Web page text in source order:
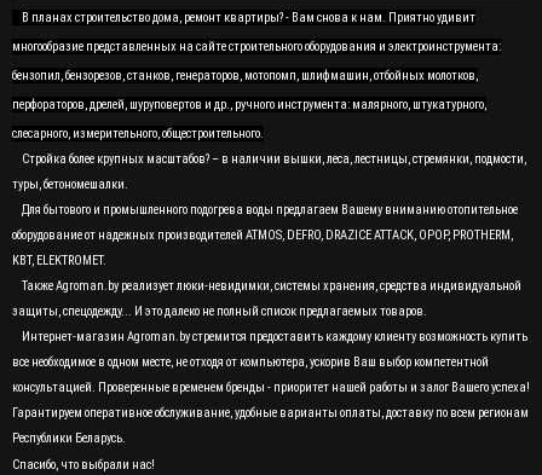
В планах строительство дома, ремонт квартиры? - Вам снова к нам. Приятно удивит
многообразие представленных на сайте строительного оборудования и электроинструмента:
бензопил, бензорезов, станков, генераторов, мотопомп, шлифмашин, отбойных молотков,
перфораторов, дрелей, шуруповертов и др., ручного инструмента: малярного, штукатурного,
слесарного, измерительного, общестроительного.
Стройка более крупных масштабов? – в наличии вышки, леса, лестницы, стремянки, подмости,
туры, бетономешалки.
Для бытового и промышленного подогрева воды предлагаем Вашему вниманию отопительное
оборудование от надежных производителей ATMOS, DEFRO, DRAZICE ATTACK, OPOP, PROTHERM,
KBT, ELEKTROMET.
Также Agroman.by реализует люки-невидимки, системы хранения, средства индивидуальной
защиты, спецодежду... И это далеко не полный список предлагаемых товаров.
Интернет-магазин Agroman.by стремится предоставить каждому клиенту возможность купить
все необходимое в одном месте, не отходя от компьютера, ускорив Ваш выбор компетентной
консультацией. Проверенные временем бренды - приоритет нашей работы и залог Вашего успеха!
Гарантируем оперативное обслуживание, удобные варианты оплаты, доставку по всем регионам
Республики Беларусь.
Спасибо, что выбрали нас!